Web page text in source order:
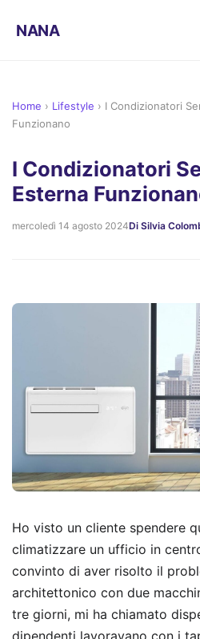
NANA
Home › Lifestyle › I Condizionatori
Funzionano
I Condizionatori
Esterna
mercoledì 14 agosto 2024Di Silvia
Ho visto un cliente spendere
climatizzare un ufficio in
convinto di aver risolto il
architettonico con due
tre giorni, mi ha chiamato